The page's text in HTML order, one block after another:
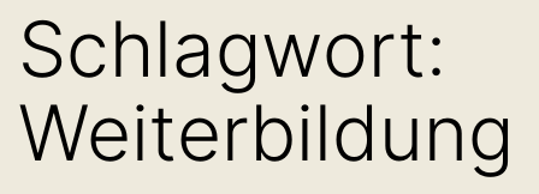
Schlagwort:
Weiterbildung